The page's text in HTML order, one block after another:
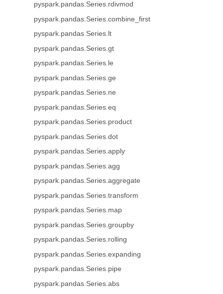
pyspark.pandas.Series.rdivmod
pyspark.pandas.Series.combine_first
pyspark.pandas.Series.lt
pyspark.pandas.Series.gt
pyspark.pandas.Series.le
pyspark.pandas.Series.ge
pyspark.pandas.Series.ne
pyspark.pandas.Series.eq
pyspark.pandas.Series.product
pyspark.pandas.Series.dot
pyspark.pandas.Series.apply
pyspark.pandas.Series.agg
pyspark.pandas.Series.aggregate
pyspark.pandas.Series.transform
pyspark.pandas.Series.map
pyspark.pandas.Series.groupby
pyspark.pandas.Series.rolling
pyspark.pandas.Series.expanding
pyspark.pandas.Series.pipe
pyspark.pandas.Series.abs